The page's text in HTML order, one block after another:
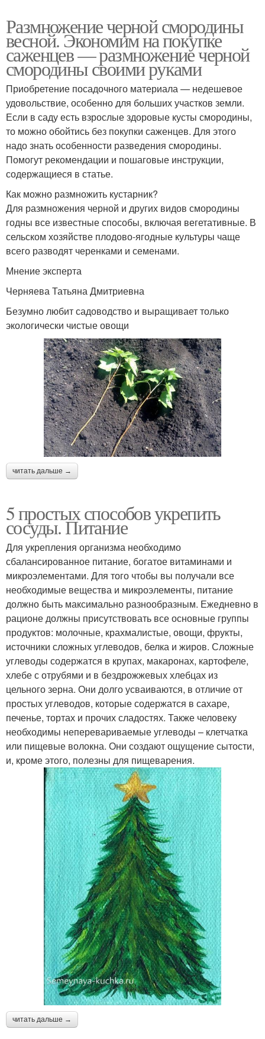
Размножение черной смородины
весной. Экономим на покупке
саженцев — размножение черной
смородины своими руками
Приобретение посадочного материала — недешевое
удовольствие, особенно для больших участков земли.
Если в саду есть взрослые здоровые кусты смородины,
то можно обойтись без покупки саженцев. Для этого
надо знать особенности разведения смородины.
Помогут рекомендации и пошаговые инструкции,
содержащиеся в статье.
Как можно размножить кустарник?
Для размножения черной и других видов смородины
годны все известные способы, включая вегетативные. В
сельском хозяйстве плодово-ягодные культуры чаще
всего разводят черенками и семенами.
Мнение эксперта
Черняева Татьяна Дмитриевна
Безумно любит садоводство и выращивает только
экологически чистые овощи
читать дальше →
5 простых способов укрепить
сосуды. Питание
Для укрепления организма необходимо
сбалансированное питание, богатое витаминами и
микроэлементами. Для того чтобы вы получали все
необходимые вещества и микроэлементы, питание
должно быть максимально разнообразным. Ежедневно в
рационе должны присутствовать все основные группы
продуктов: молочные, крахмалистые, овощи, фрукты,
источники сложных углеводов, белка и жиров. Сложные
углеводы содержатся в крупах, макаронах, картофеле,
хлебе с отрубями и в бездрожжевых хлебцах из
цельного зерна. Они долго усваиваются, в отличие от
простых углеводов, которые содержатся в сахаре,
печенье, тортах и прочих сладостях. Также человеку
необходимы неперевариваемые углеводы – клетчатка
или пищевые волокна. Они создают ощущение сытости,
и, кроме этого, полезны для пищеварения.
читать дальше →